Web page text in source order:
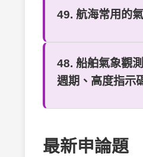
49. 航海常用的
48. 船舶氣象觀
週期、高度指示
最新申論題